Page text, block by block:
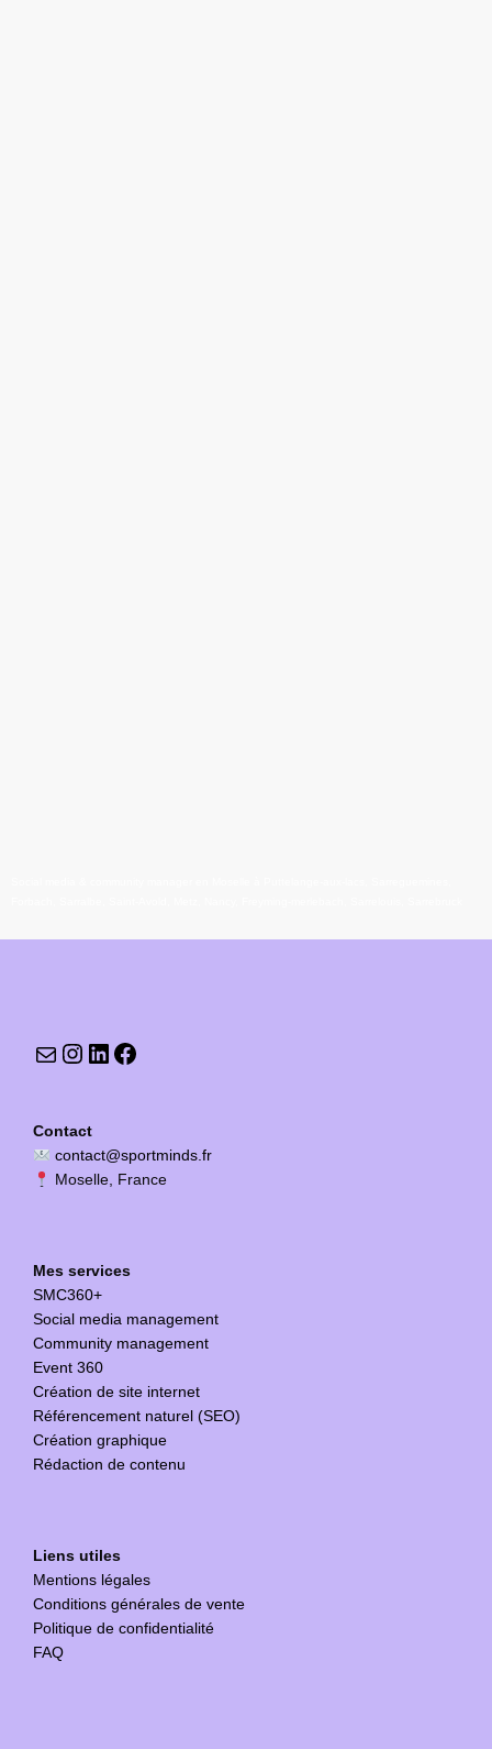
Contact
contact@sportminds.fr
Moselle, France
Mes services
SMC360+
Social media management
Community management
Event 360
Création de site internet
Référencement naturel (SEO)
Création graphique
Rédaction de contenu
Liens utiles
Mentions légales
Conditions générales de vente
Politique de confidentialité
FAQ